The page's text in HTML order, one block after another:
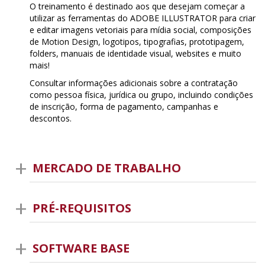
O treinamento é destinado aos que desejam começar a
utilizar as ferramentas do ADOBE ILLUSTRATOR para criar
e editar imagens vetoriais para mídia social, composições
de Motion Design, logotipos, tipografias, prototipagem,
folders, manuais de identidade visual, websites e muito
mais!
Consultar informações adicionais sobre a contratação
como pessoa física, jurídica ou grupo, incluindo condições
de inscrição, forma de pagamento, campanhas e
descontos.
MERCADO DE TRABALHO
PRÉ-REQUISITOS
SOFTWARE BASE